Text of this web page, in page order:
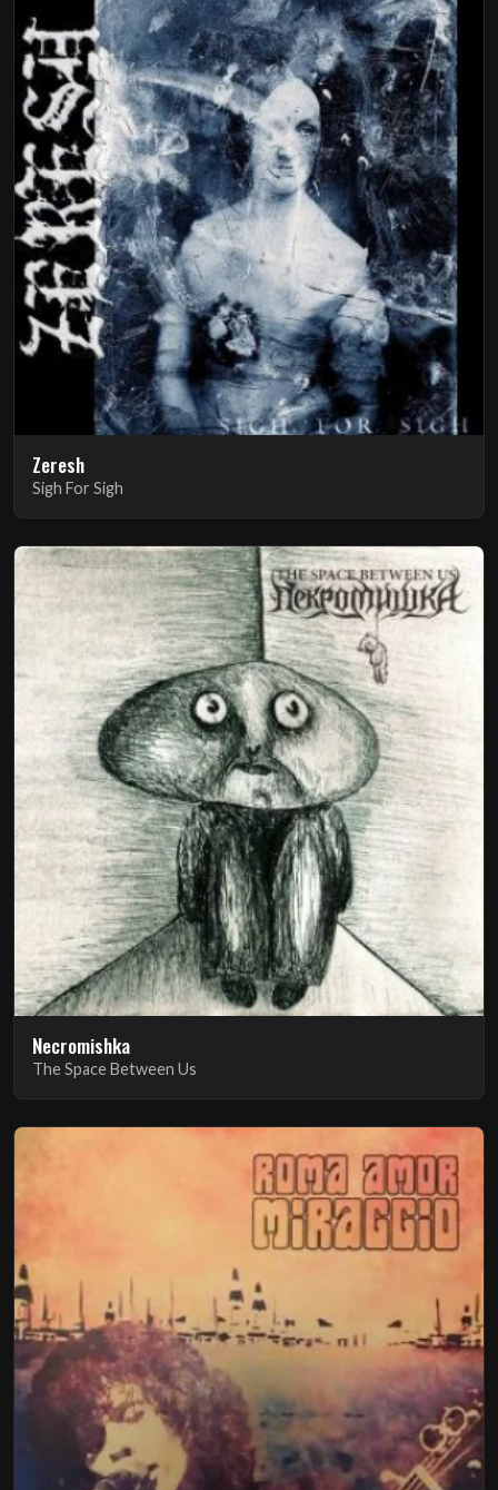
Zeresh
Sigh For Sigh
Necromishka
The Space Between Us